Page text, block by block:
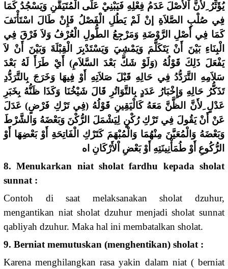
يُؤَثِّرُ ِلأَنَّ اْلأَصْلَ عَدَمُ فِعْلِهِ فَيَبْنِيْ عَلَى الْمُتَيَقَّنِ وَيَسْجُدُ كَمَا
فِي صُلْبِ الصَّلاَةِ إنْ لَمْ يَطُلِ الْفَصْلُ فَإِنْ طَالَ اسْتَأْنَفَ
كَمَا فِي أَصْلِ الرَّوْضَةِ وَمَرْجِعُ الطُّولِ الْعُرْفُ وَلاَ فَرْقَ فِي
الْبِنَاءِ بَيْنَ أَنْ يَتَكَلَّمَ وَيَمْشِيَ وَيَسْتَدْبِرَ الْقِبْلَةَ وَبَيْنَ أَنْ لاَ
يَفْعَلَ ذَلِكَ قَوْلُهُ (وَلَوْ شَكَّ بَعْدَ السَّلاَمِ) أَيْ طَرَأَ لَهُ بَعْدَ
سَلاَمِهِ التَّرَدُّدُ فِي حَالِهِ قَبْلَ صَلاَتِهِ أَوْ فِيهَا وَخَرَجَ بِالتَّرَدُّدِ
تَذَكُّرُ حَالِهِ وَإِخْبَارُ عَدَدٍ بِالتَّوَاتُرِ قَالَ شَيْخُنَا وَكَذَا ظَنُّهُ بِخَبَرِ
عَدْلٍ ِلأَنَّ الظَّنَّ مَعَهُ كَالْيَقِينِ قَوْلُهُ (فِي تَرْكِ فَرْضٍ) عَدَلَ
عَنْ أَنْ يَقُولَ فِي تَرْكِ رُكْنٍ لِيَشْمَلَ الرُّكْنَ وَبَعْضَهُ وَالشَّرْطَ
وَبَعْضَهُ وَالْمُعَيَّنَ مِنْهُمَا وَالْمُبْهَمَ كَتَرْكِ الْفَاتِحَةِ أَوْ بَعْضِهَا أَوْ
الرُّكُوعِ أَوْ طُمَأْنِينَتِهِ أَوْ بَعْضِ اْلأَرْكَانِ اه
8. Menukarkan niat sholat fardhu kepada sholat
sunnat :
Contoh di saat melaksanakan sholat dzuhur,
mengantikan niat sholat dzuhur menjadi sholat sunnat
qabliyah dzuhur. Maka hal ini membatalkan sholat.
9. Berniat memutuskan (menghentikan) sholat :
Karena menghilangkan rasa yakin dalam niat ( berniat